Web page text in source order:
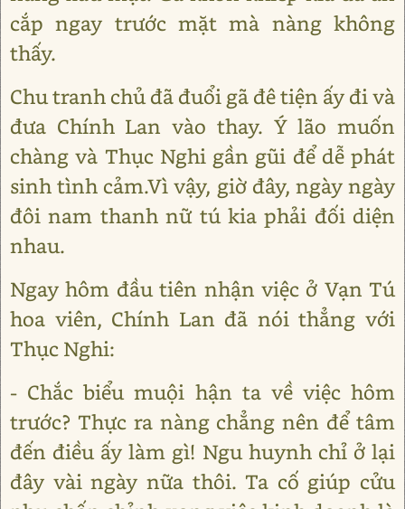
cắp ngay trước mặt mà nàng không
thấy.
Chu tranh chủ đã đuổi gã đê tiện ấy đi và
đưa Chính Lan vào thay. Ý lão muốn
chàng và Thục Nghi gần gũi để dễ phát
sinh tình cảm.Vì vậy, giờ đây, ngày ngày
đôi nam thanh nữ tú kia phải đối diện
nhau.
Ngay hôm đầu tiên nhận việc ở Vạn Tú
hoa viên, Chính Lan đã nói thẳng với
Thục Nghi:
- Chắc biểu muội hận ta về việc hôm
trước? Thực ra nàng chẳng nên để tâm
đến điều ấy làm gì! Ngu huynh chỉ ở lại
đây vài ngày nữa thôi. Ta cố giúp cửu